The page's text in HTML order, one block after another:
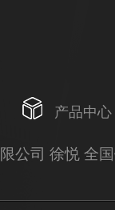
产品中心
公司 徐悦 全